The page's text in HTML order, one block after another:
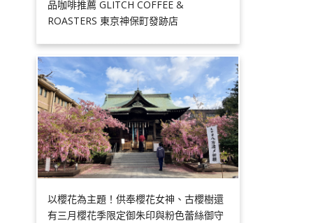
品咖啡推薦 GLITCH COFFEE &
ROASTERS 東京神保町發跡店
以櫻花為主題！供奉櫻花女神、古櫻樹還
有三月櫻花季限定御朱印與粉色蕾絲御守